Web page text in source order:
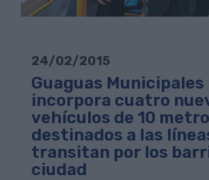
24/02/2015
Guaguas Municipales
incorpora cuatro
vehículos de 10
destinados a las
transitan por los
ciudad